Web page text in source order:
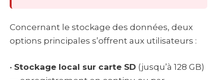
Concernant le stockage des données, deux
options principales s’offrent aux utilisateurs :
• Stockage local sur carte SD (jusqu’à 128 GB)